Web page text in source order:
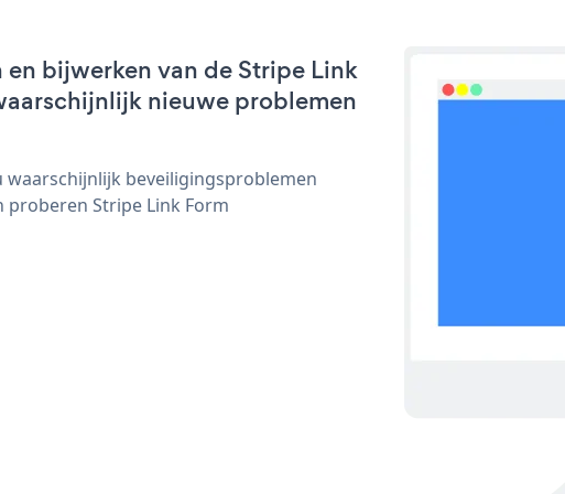
bijwerken van de Stripe Link
nieuwe problemen
beveiligingsproblemen
Stripe Link Form